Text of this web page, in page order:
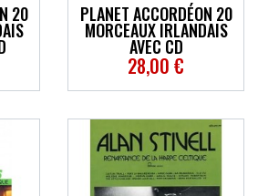
20 PLANET ACCORDÉON 20
MORCEAUX IRLANDAIS
AVEC CD
28,00 €